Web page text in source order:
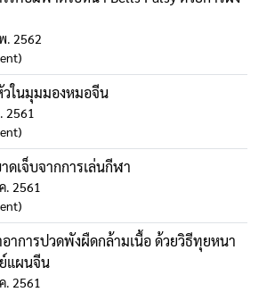
. 2562
ในมุมมองหมอจีน
2561
ดเจ็บจากการเล่นกีฬา
. 2561
าการปวดพังผืดกล้ามเนื้อ ด้วยวิธีทุยหนา
แผนจีน
. 2561